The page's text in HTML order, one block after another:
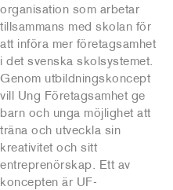
organisation som arbetar
tillsammans med skolan för
att införa mer företagsamhet
i det svenska skolsystemet.
Genom utbildningskoncept
vill Ung Företagsamhet ge
barn och unga möjlighet att
träna och utveckla sin
kreativitet och sitt
entreprenörskap. Ett av
koncepten är UF-